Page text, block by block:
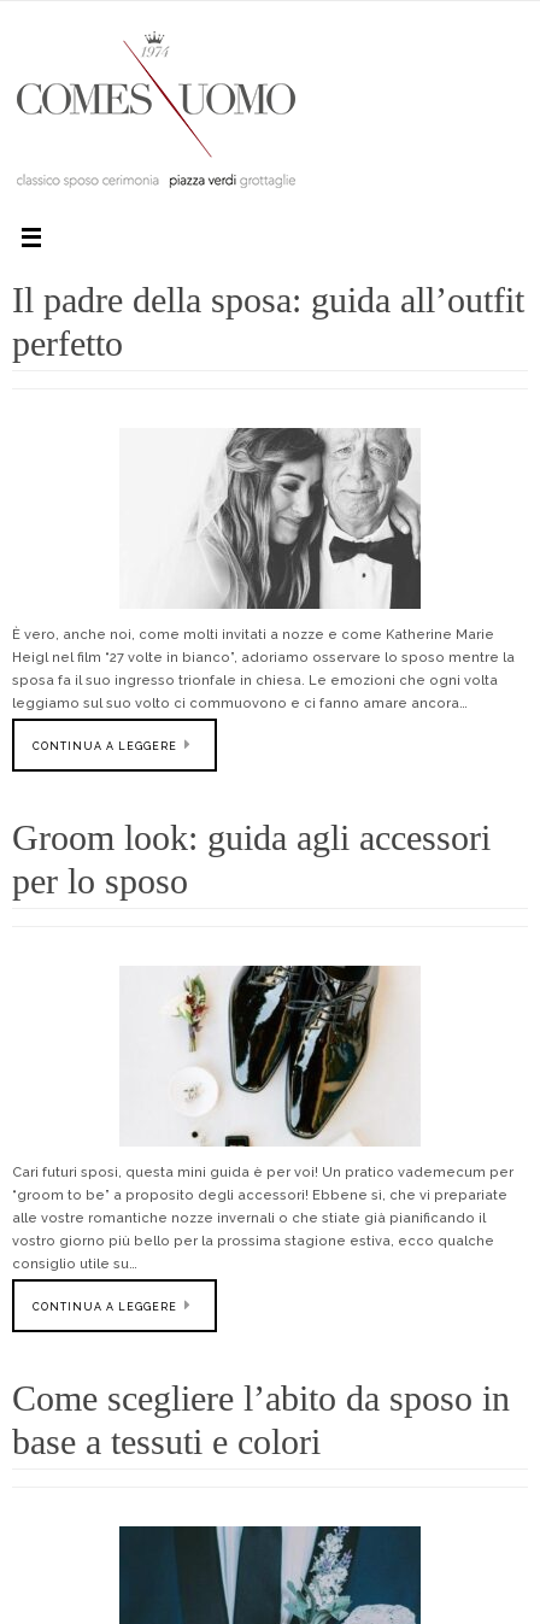
Il padre della sposa: guida all’outfit
perfetto
È vero, anche noi, come molti invitati a nozze e come Katherine Marie
Heigl nel film “27 volte in bianco”, adoriamo osservare lo sposo mentre la
sposa fa il suo ingresso trionfale in chiesa. Le emozioni che ogni volta
leggiamo sul suo volto ci commuovono e ci fanno amare ancora…
CONTINUA A LEGGERE
Groom look: guida agli accessori
per lo sposo
Cari futuri sposi, questa mini guida è per voi! Un pratico vademecum per
“groom to be” a proposito degli accessori! Ebbene sì, che vi prepariate
alle vostre romantiche nozze invernali o che stiate già pianificando il
vostro giorno più bello per la prossima stagione estiva, ecco qualche
consiglio utile su…
CONTINUA A LEGGERE
Come scegliere l’abito da sposo in
base a tessuti e colori